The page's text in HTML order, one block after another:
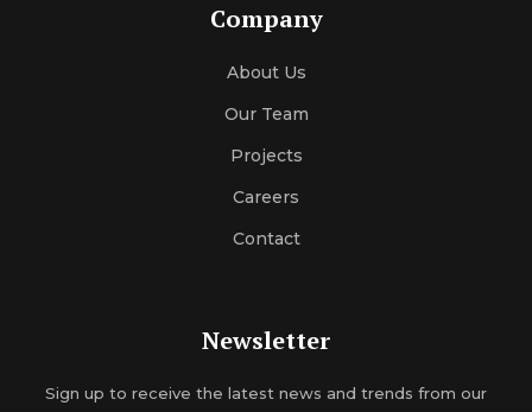
Company
About Us
Our Team
Projects
Careers
Contact
Newsletter
Sign up to receive the latest news and trends from our